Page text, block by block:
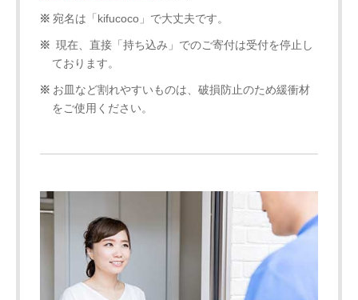
宛名は「kifucoco」で大丈夫です。
現在、直接「持ち込み」でのご寄付は受付を停止し
ております。
お皿など割れやすいものは、破損防止のため緩衝材
をご使用ください。